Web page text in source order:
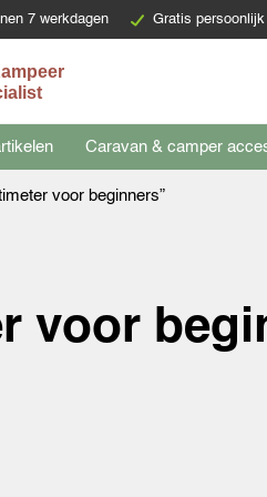
7 werkdagen Gratis
Caravan & camper
voor beginners”
voor